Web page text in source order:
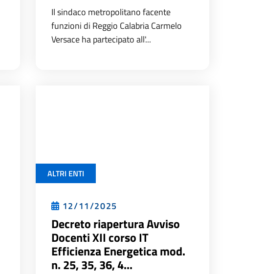
Il sindaco metropolitano facente
funzioni di Reggio Calabria Carmelo
Versace ha partecipato all'...
ALTRI ENTI
12/11/2025
Decreto riapertura Avviso
Docenti XII corso IT
Efficienza Energetica mod.
n. 25, 35, 36, 4...